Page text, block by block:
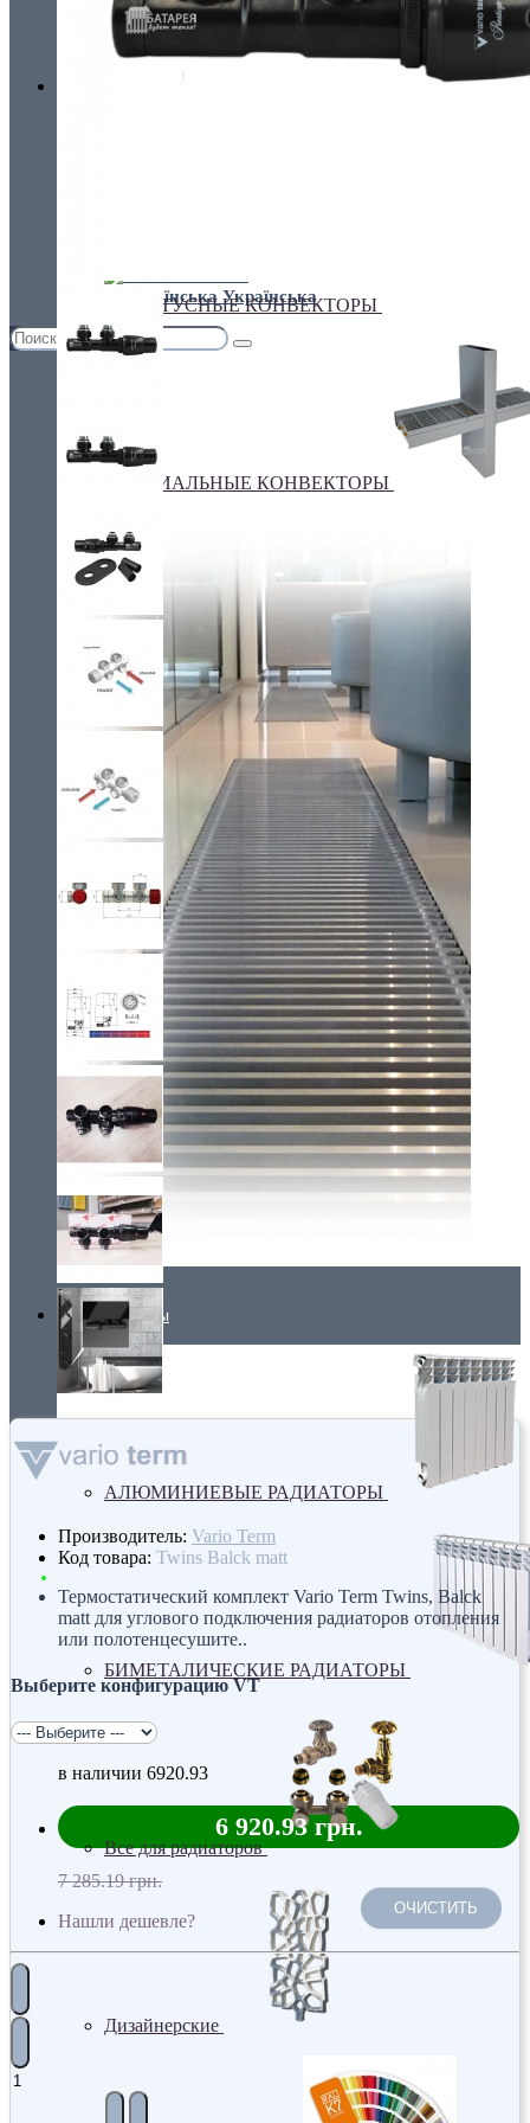
Украина, г.Киев. ул. Кирилловская,160А
Українська
ПЛИНТУСНЫЕ КОНВЕКТОРЫ
СПЕЦИАЛЬНЫЕ КОНВЕКТОРЫ
Радиаторы
АЛЮМИНИЕВЫЕ РАДИАТОРЫ
БИМЕТАЛИЧЕСКИЕ РАДИАТОРЫ
Все для радиаторов
Дизайнерские
Производитель: Vario Term
Код товара: Twins Balck matt
Термостатический комплект Vario Term Twins, Balck
matt для углового подключения радиаторов отопления
или полотенцесушите..
Выберите конфигурацию VT
в наличии 6920.93
6 920.93 грн.
7 285.19 грн.
Нашли дешевле?
ОЧИСТИТЬ